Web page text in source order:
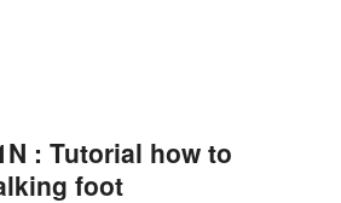
: Tutorial how to
foot